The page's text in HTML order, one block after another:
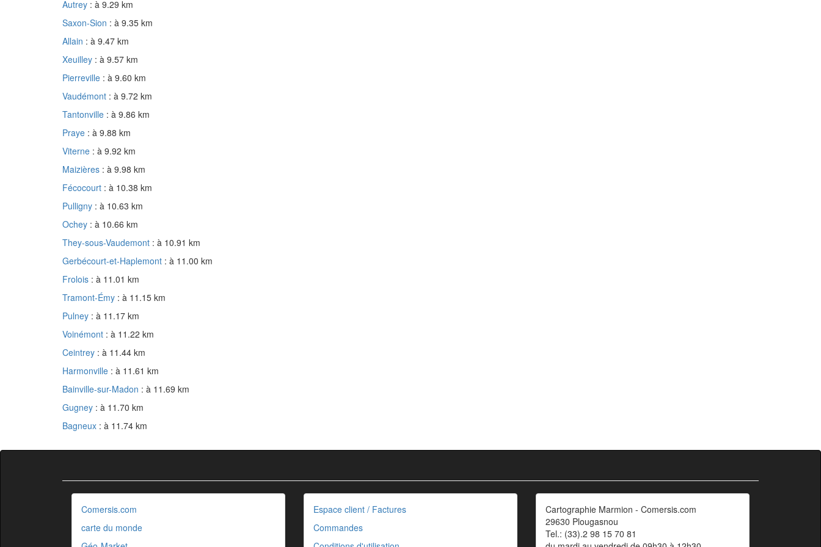
Autrey : à 9.29 km
Saxon-Sion : à 9.35 km
Allain : à 9.47 km
Xeuilley : à 9.57 km
Pierreville : à 9.60 km
Vaudémont : à 9.72 km
Tantonville : à 9.86 km
Praye : à 9.88 km
Viterne : à 9.92 km
Maizières : à 9.98 km
Fécocourt : à 10.38 km
Pulligny : à 10.63 km
Ochey : à 10.66 km
They-sous-Vaudemont : à 10.91 km
Gerbécourt-et-Haplemont : à 11.00 km
Frolois : à 11.01 km
Tramont-Émy : à 11.15 km
Pulney : à 11.17 km
Voinémont : à 11.22 km
Ceintrey : à 11.44 km
Harmonville : à 11.61 km
Bainville-sur-Madon : à 11.69 km
Gugney : à 11.70 km
Bagneux : à 11.74 km
Comersis.com
carte du monde
Espace client / Factures
Commandes
Cartographie Marmion - Comersis.com
29630 Plougasnou
Tel.: (33).2 98 15 70 81